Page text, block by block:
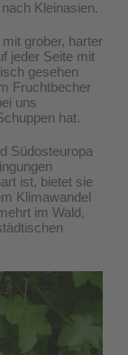
Kleinasien.
grober, harter
jeder Seite mit
gesehen
Fruchtbecher
uns
hat.
Südosteuropa
ist, bietet sie
Klimawandel
im Wald,